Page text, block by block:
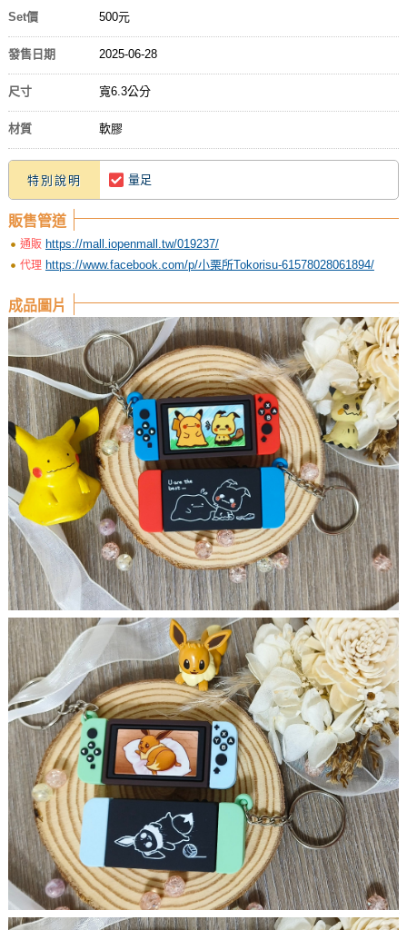
Set價 500元
發售日期 2025-06-28
尺寸 寬6.3公分
材質 軟膠
特別說明 量足
販售管道
通販 https://mall.iopenmall.tw/019237/
代理 https://www.facebook.com/p/小栗所Tokorisu-61578028061894/
成品圖片